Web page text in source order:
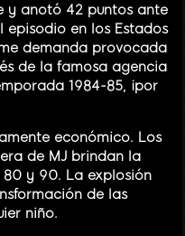
y anotó 42 puntos ante
episodio en los Estados
demanda provocada
de la famosa agencia
1984-85, ¡por
económico. Los
de MJ brindan la
y 90. La explosión
de las
niño.